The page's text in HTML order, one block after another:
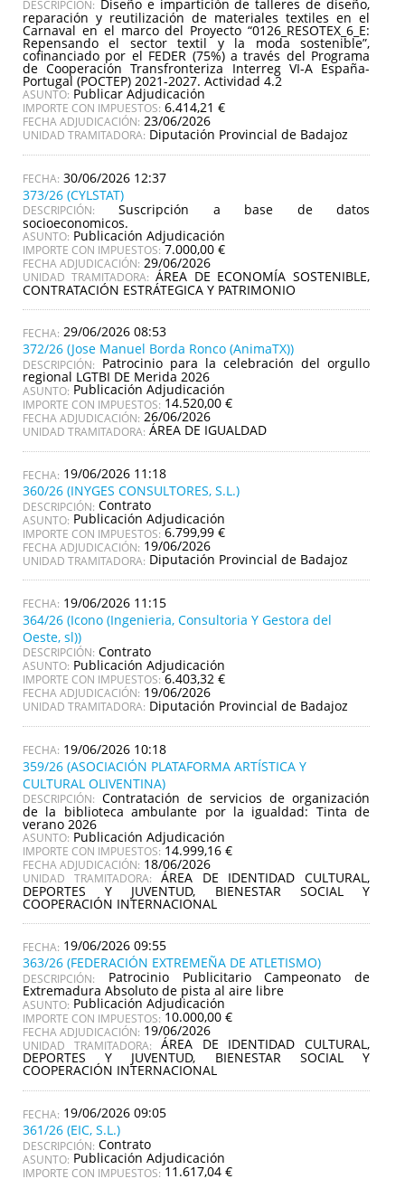
DESCRIPCIÓN: Diseño e impartición de talleres de diseño,
reparación y reutilización de materiales textiles en el
Carnaval en el marco del Proyecto “0126_RESOTEX_6_E:
Repensando el sector textil y la moda sostenible”,
cofinanciado por el FEDER (75%) a través del Programa
de Cooperación Transfronteriza Interreg VI-A España-
Portugal (POCTEP) 2021-2027. Actividad 4.2
ASUNTO: Publicar Adjudicación
IMPORTE CON IMPUESTOS: 6.414,21 €
FECHA ADJUDICACIÓN: 23/06/2026
UNIDAD TRAMITADORA: Diputación Provincial de Badajoz
30/06/2026 12:37
373/26 (CYLSTAT)
DESCRIPCIÓN: Suscripción a base de datos
socioeconomicos.
ASUNTO: Publicación Adjudicación
IMPORTE CON IMPUESTOS: 7.000,00 €
FECHA ADJUDICACIÓN: 29/06/2026
UNIDAD TRAMITADORA: ÁREA DE ECONOMÍA SOSTENIBLE,
CONTRATACIÓN ESTRÁTEGICA Y PATRIMONIO
29/06/2026 08:53
372/26 (Jose Manuel Borda Ronco (AnimaTX))
DESCRIPCIÓN: Patrocinio para la celebración del orgullo
regional LGTBI DE Merida 2026
ASUNTO: Publicación Adjudicación
IMPORTE CON IMPUESTOS: 14.520,00 €
FECHA ADJUDICACIÓN: 26/06/2026
UNIDAD TRAMITADORA: ÁREA DE IGUALDAD
19/06/2026 11:18
360/26 (INYGES CONSULTORES, S.L.)
DESCRIPCIÓN: Contrato
ASUNTO: Publicación Adjudicación
IMPORTE CON IMPUESTOS: 6.799,99 €
FECHA ADJUDICACIÓN: 19/06/2026
UNIDAD TRAMITADORA: Diputación Provincial de Badajoz
19/06/2026 11:15
364/26 (Icono (Ingenieria, Consultoria Y Gestora del
Oeste, sl))
DESCRIPCIÓN: Contrato
ASUNTO: Publicación Adjudicación
IMPORTE CON IMPUESTOS: 6.403,32 €
FECHA ADJUDICACIÓN: 19/06/2026
UNIDAD TRAMITADORA: Diputación Provincial de Badajoz
19/06/2026 10:18
359/26 (ASOCIACIÓN PLATAFORMA ARTÍSTICA Y
CULTURAL OLIVENTINA)
DESCRIPCIÓN: Contratación de servicios de organización
de la biblioteca ambulante por la igualdad: Tinta de
verano 2026
ASUNTO: Publicación Adjudicación
IMPORTE CON IMPUESTOS: 14.999,16 €
FECHA ADJUDICACIÓN: 18/06/2026
UNIDAD TRAMITADORA: ÁREA DE IDENTIDAD CULTURAL,
DEPORTES Y JUVENTUD, BIENESTAR SOCIAL Y
COOPERACIÓN INTERNACIONAL
19/06/2026 09:55
363/26 (FEDERACIÓN EXTREMEÑA DE ATLETISMO)
DESCRIPCIÓN: Patrocinio Publicitario Campeonato de
Extremadura Absoluto de pista al aire libre
ASUNTO: Publicación Adjudicación
IMPORTE CON IMPUESTOS: 10.000,00 €
FECHA ADJUDICACIÓN: 19/06/2026
UNIDAD TRAMITADORA: ÁREA DE IDENTIDAD CULTURAL,
DEPORTES Y JUVENTUD, BIENESTAR SOCIAL Y
COOPERACIÓN INTERNACIONAL
19/06/2026 09:05
361/26 (EIC, S.L.)
DESCRIPCIÓN: Contrato
ASUNTO: Publicación Adjudicación
IMPORTE CON IMPUESTOS: 11.617,04 €